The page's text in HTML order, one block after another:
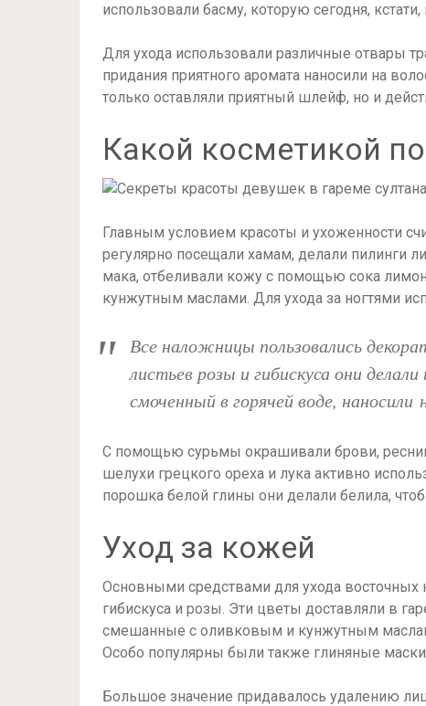
использовали басму, которую сегодня,
Для ухода использовали различные отвары
придания приятного аромата наносили на
только оставляли приятный шлейф, но и
Какой косметикой
Главным условием красоты и ухоженности
регулярно посещали хамам, делали пилинги
мака, отбеливали кожу с помощью сока
кунжутным маслами. Для ухода за ногтями
Все наложницы пользовались
листьев розы и гибискуса они
смоченный в горячей воде, наносили
С помощью сурьмы окрашивали брови,
шелухи грецкого ореха и лука активно
порошка белой глины они делали белила,
Уход за кожей
Основными средствами для ухода
гибискуса и розы. Эти цветы доставляли в
смешанные с оливковым и кунжутным
Особо популярны были также глиняные маски
Большое значение придавалось удалению